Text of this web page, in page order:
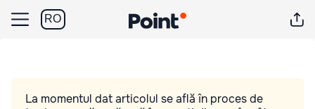
RO
La momentul dat articolul se află în proces de